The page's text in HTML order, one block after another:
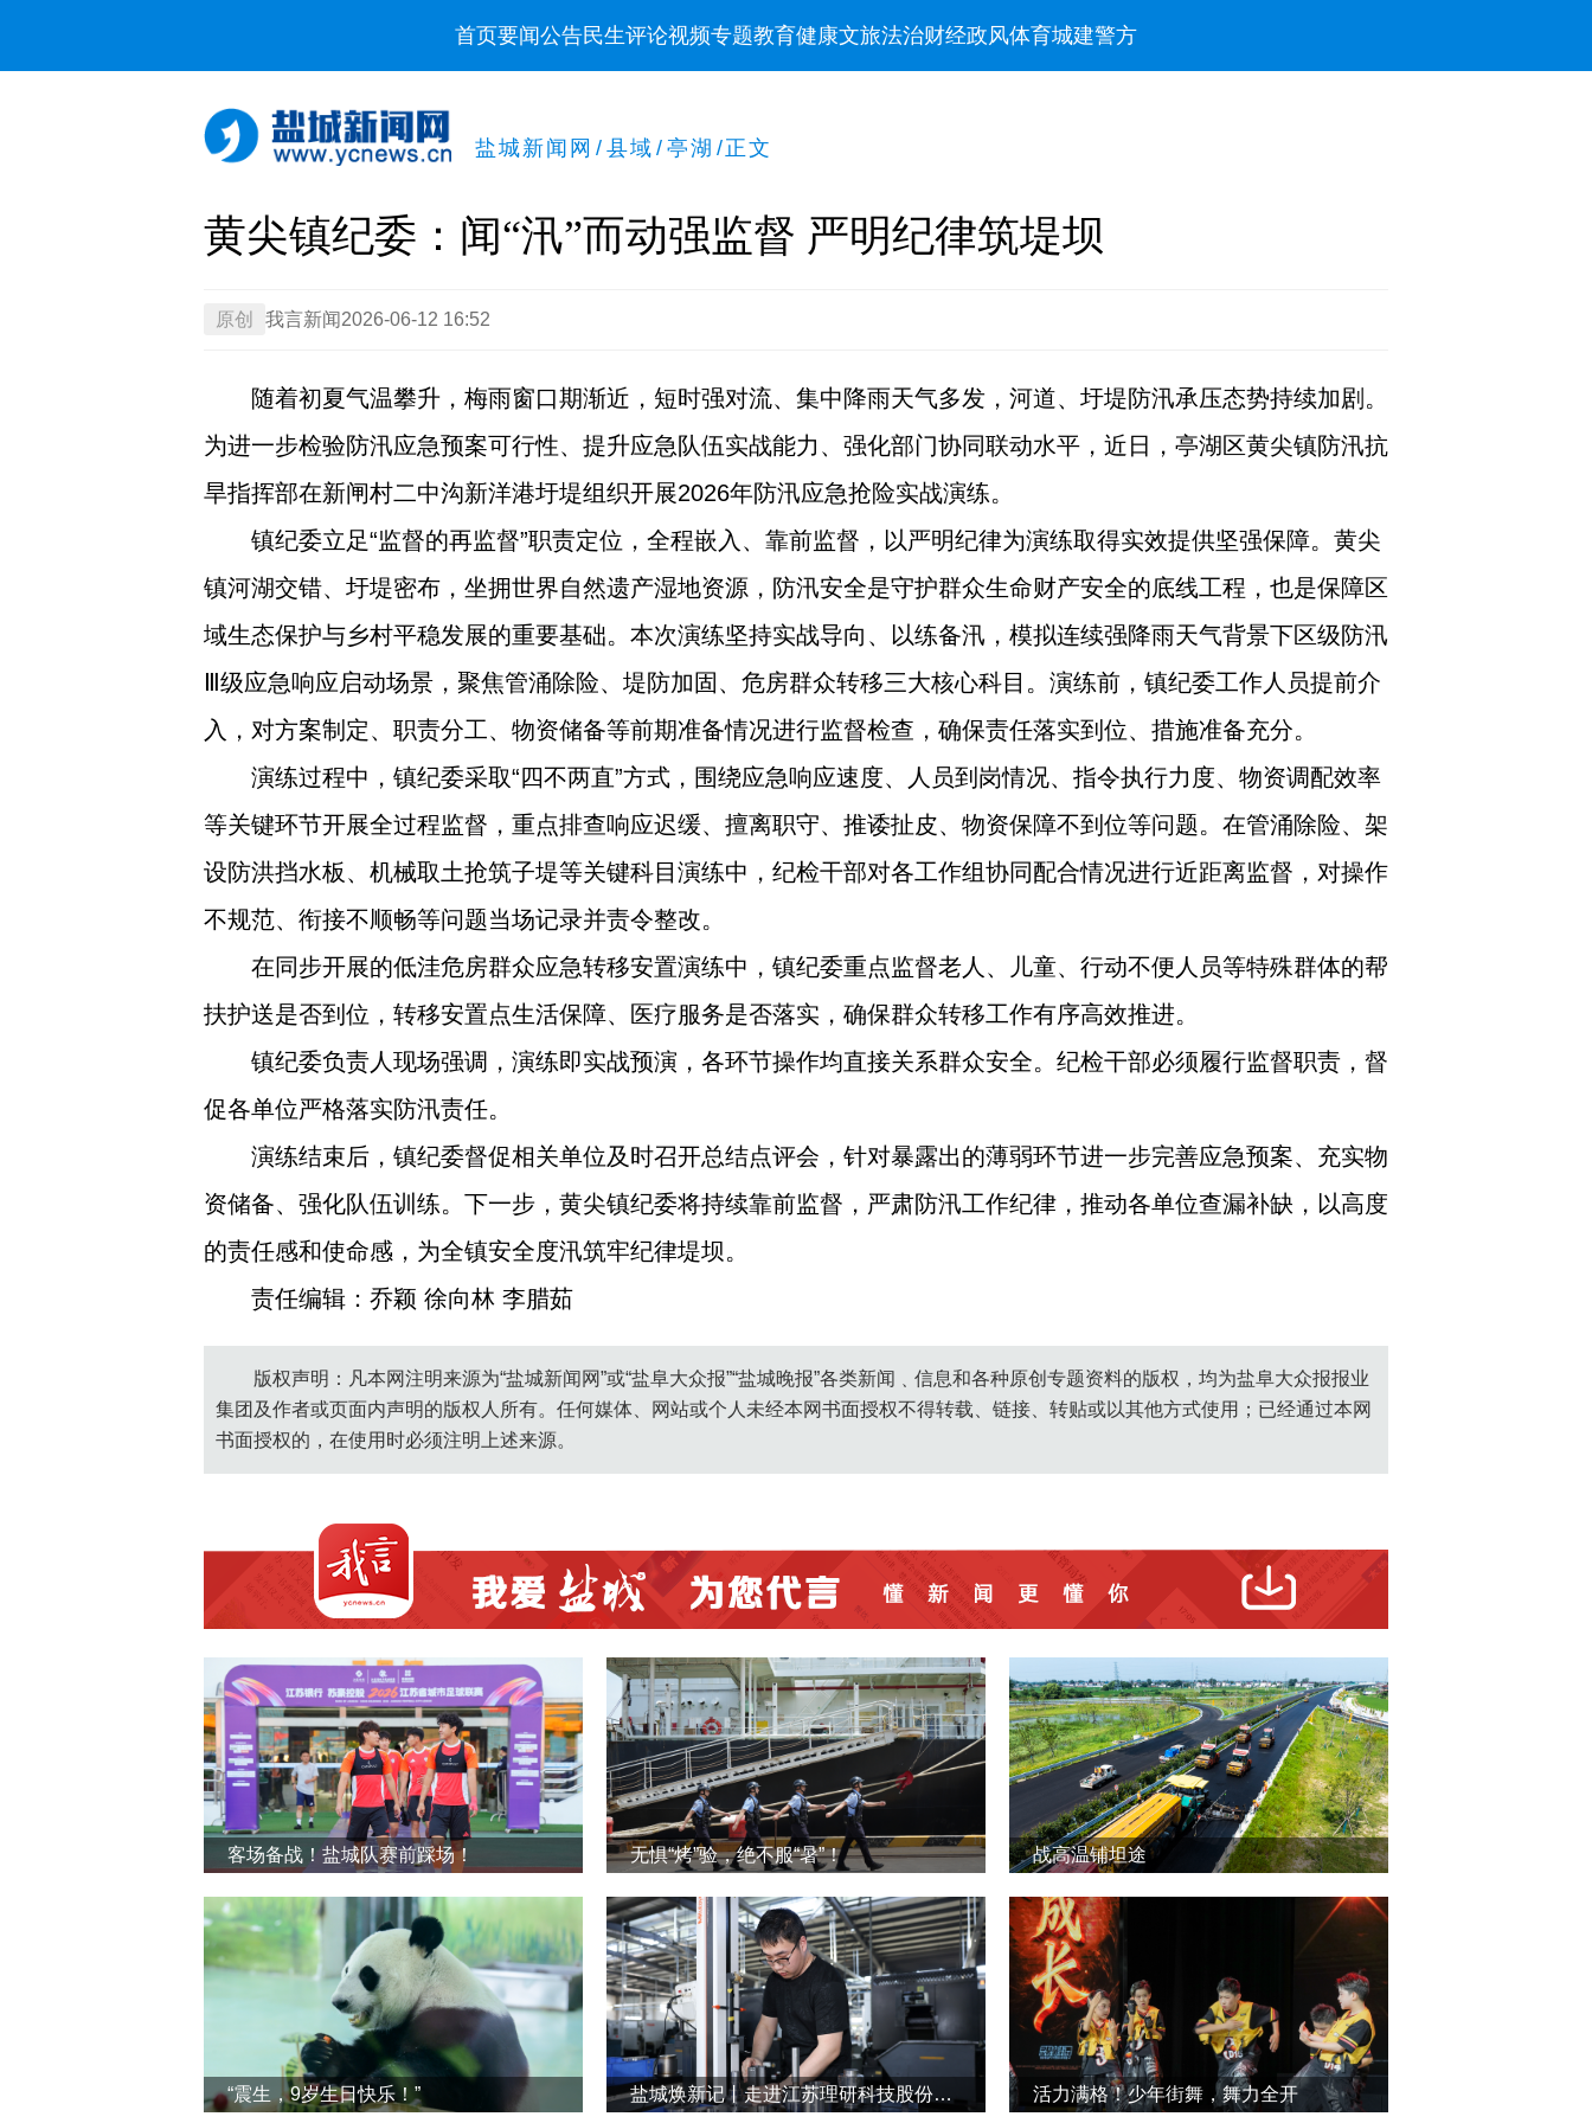
首页要闻公告民生评论视频专题教育健康文旅法治财经政风体育城建警方
盐城新闻网 / 县域 / 亭湖 /正文
黄尖镇纪委：闻“汛”而动强监督 严明纪律筑堤坝
原创 我言新闻 2026-06-12 16:52
随着初夏气温攀升，梅雨窗口期渐近，短时强对流、集中降雨天气多发，河道、圩堤防汛承压态势持续加剧。
为进一步检验防汛应急预案可行性、提升应急队伍实战能力、强化部门协同联动水平，近日，亭湖区黄尖镇防汛抗
旱指挥部在新闸村二中沟新洋港圩堤组织开展2026年防汛应急抢险实战演练。
镇纪委立足“监督的再监督”职责定位，全程嵌入、靠前监督，以严明纪律为演练取得实效提供坚强保障。黄尖
镇河湖交错、圩堤密布，坐拥世界自然遗产湿地资源，防汛安全是守护群众生命财产安全的底线工程，也是保障区
域生态保护与乡村平稳发展的重要基础。本次演练坚持实战导向、以练备汛，模拟连续强降雨天气背景下区级防汛
Ⅲ级应急响应启动场景，聚焦管涌除险、堤防加固、危房群众转移三大核心科目。演练前，镇纪委工作人员提前介
入，对方案制定、职责分工、物资储备等前期准备情况进行监督检查，确保责任落实到位、措施准备充分。
演练过程中，镇纪委采取“四不两直”方式，围绕应急响应速度、人员到岗情况、指令执行力度、物资调配效率
等关键环节开展全过程监督，重点排查响应迟缓、擅离职守、推诿扯皮、物资保障不到位等问题。在管涌除险、架
设防洪挡水板、机械取土抢筑子堤等关键科目演练中，纪检干部对各工作组协同配合情况进行近距离监督，对操作
不规范、衔接不顺畅等问题当场记录并责令整改。
在同步开展的低洼危房群众应急转移安置演练中，镇纪委重点监督老人、儿童、行动不便人员等特殊群体的帮
扶护送是否到位，转移安置点生活保障、医疗服务是否落实，确保群众转移工作有序高效推进。
镇纪委负责人现场强调，演练即实战预演，各环节操作均直接关系群众安全。纪检干部必须履行监督职责，督
促各单位严格落实防汛责任。
演练结束后，镇纪委督促相关单位及时召开总结点评会，针对暴露出的薄弱环节进一步完善应急预案、充实物
资储备、强化队伍训练。下一步，黄尖镇纪委将持续靠前监督，严肃防汛工作纪律，推动各单位查漏补缺，以高度
的责任感和使命感，为全镇安全度汛筑牢纪律堤坝。
责任编辑：乔颖 徐向林 李腊茹
版权声明：凡本网注明来源为“盐城新闻网”或“盐阜大众报”“盐城晚报”各类新闻﹑信息和各种原创专题资料的版权，均为盐阜大众报报业
集团及作者或页面内声明的版权人所有。任何媒体、网站或个人未经本网书面授权不得转载、链接、转贴或以其他方式使用；已经通过本网
书面授权的，在使用时必须注明上述来源。
客场备战！盐城队赛前踩场！ 无惧“烤”验，绝不服“暑”！ 战高温铺坦途
“震生，9岁生日快乐！” 盐城焕新记丨走进江苏理研科技股份有限公司 活力满格！少年街舞，舞力全开